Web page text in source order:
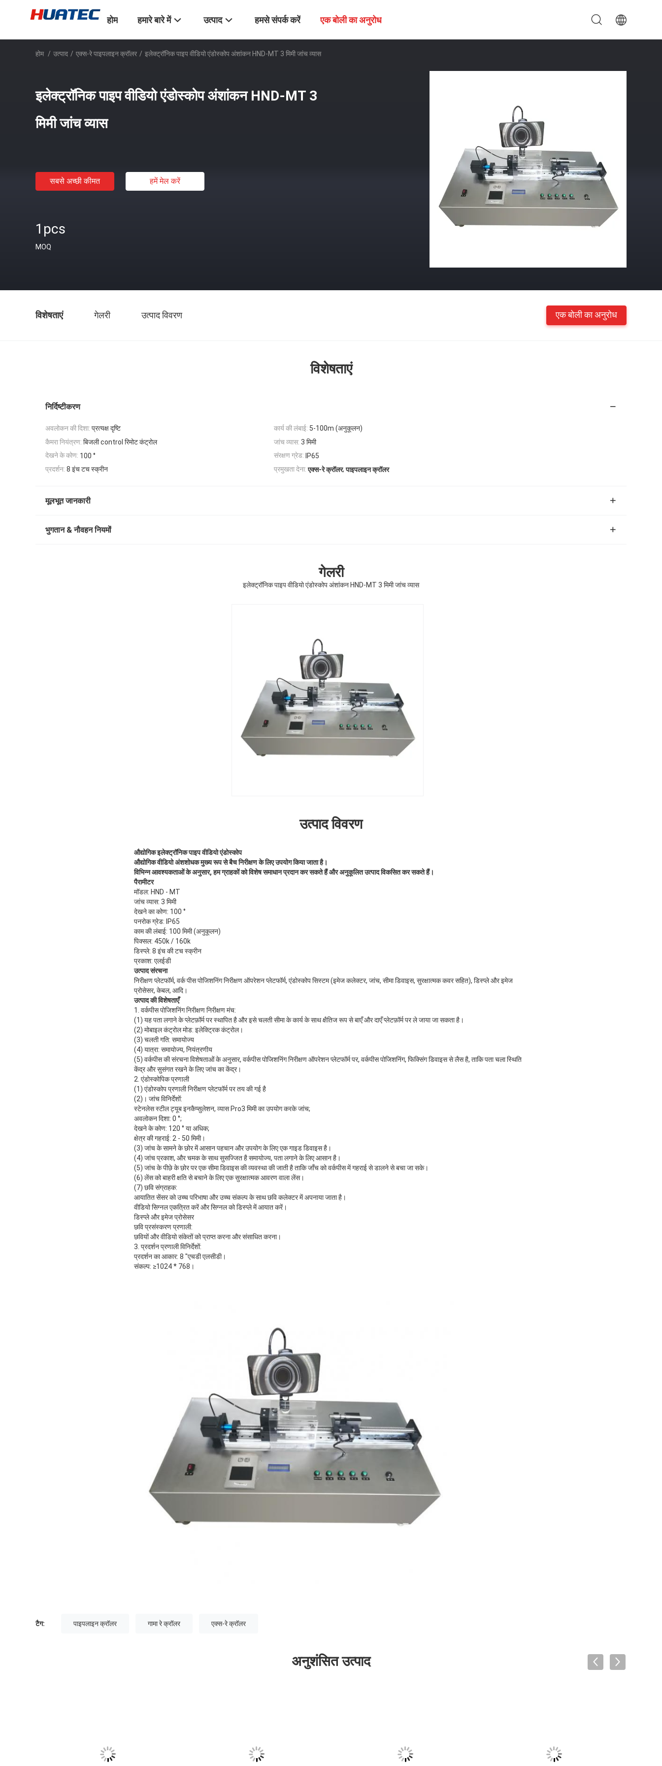
होम हमारे बारे में उत्पाद हमसे संपर्क करें एक बोली का अनुरोध
होम / उत्पाद / एक्स-रे पाइपलाइन क्रॉलर / इलेक्ट्रॉनिक पाइप वीडियो एंडोस्कोप अंशांकन HND-MT 3 मिमी जांच व्यास
इलेक्ट्रॉनिक पाइप वीडियो एंडोस्कोप अंशांकन HND-MT 3
मिमी जांच व्यास
सबसे अच्छी कीमत हमें मेल करें
1pcs
MOQ
विशेषताएं गेलरी उत्पाद विवरण एक बोली का अनुरोध
विशेषताएं
निर्दिष्टीकरण
अवलोकन की दिशा: प्रत्यक्ष दृष्टि कार्य की लंबाई: 5-100m (अनुकूलन)
कैमरा नियंत्रण: बिजली control रिमोट कंट्रोल जांच व्यास: 3 मिमी
देखने के कोण: 100 ° संरक्षण ग्रेड: IP65
प्रदर्शन: 8 इंच टच स्क्रीन प्रमुखता देना: एक्स-रे क्रॉलर,पाइपलाइन क्रॉलर
मूलभूत जानकारी
भुगतान & नौवहन नियमों
गेलरी
इलेक्ट्रॉनिक पाइप वीडियो एंडोस्कोप अंशांकन HND-MT 3 मिमी जांच व्यास
उत्पाद विवरण
औद्योगिक इलेक्ट्रॉनिक पाइप वीडियो एंडोस्कोप
औद्योगिक वीडियो अंशशोधक मुख्य रूप से बैच निरीक्षण के लिए उपयोग किया जाता है।
विभिन्न आवश्यकताओं के अनुसार, हम ग्राहकों को विशेष समाधान प्रदान कर सकते हैं और अनुकूलित उत्पाद विकसित कर सकते हैं।
पैरामीटर
मॉडल: HND - MT
जांच व्यास: 3 मिमी
देखने का कोण: 100 °
पनरोक ग्रेड: IP65
काम की लंबाई: 100 मिमी (अनुकूलन)
पिक्सल: 450k / 160k
डिस्प्ले: 8 इंच की टच स्क्रीन
प्रकाश: एलईडी
उत्पाद संरचना
निरीक्षण प्लेटफॉर्म, वर्क पीस पोजिशनिंग निरीक्षण ऑपरेशन प्लेटफॉर्म, एंडोस्कोप सिस्टम (इमेज कलेक्टर, जांच, सीमा डिवाइस, सुरक्षात्मक कवर सहित), डिस्प्ले और इमेज
प्रोसेसर, केबल, आदि।
उत्पाद की विशेषताएँ
1. वर्कपीस पोजिशनिंग निरीक्षण निरीक्षण मंच:
(1) यह पता लगाने के प्लेटफ़ॉर्म पर स्थापित है और इसे चलती सीमा के कार्य के साथ क्षैतिज रूप से बाएँ और दाएँ प्लेटफ़ॉर्म पर ले जाया जा सकता है।
(2) मोबाइल कंट्रोल मोड: इलेक्ट्रिक कंट्रोल।
(3) चलती गति: समायोज्य
(4) यात्रा: समायोज्य, नियंत्रणीय
(5) वर्कपीस की संरचना विशेषताओं के अनुसार, वर्कपीस पोजिशनिंग निरीक्षण ऑपरेशन प्लेटफॉर्म पर, वर्कपीस पोजिशनिंग, फिक्सिंग डिवाइस से लैस है, ताकि पता चला स्थिति
केंद्र और सुसंगत रखने के लिए जांच का केंद्र।
2. एंडोस्कोपिक प्रणाली
(1) एंडोस्कोप प्रणाली निरीक्षण प्लेटफॉर्म पर तय की गई है
(2)। जांच विनिर्देशों:
स्टेनलेस स्टील ट्यूब इनकैप्सुलेशन, व्यास Pro3 मिमी का उपयोग करके जांच;
अवलोकन दिशा: 0 °;
देखने के कोण: 120 ° या अधिक;
क्षेत्र की गहराई: 2 - 50 मिमी।
(3) जांच के सामने के छोर में आसान पहचान और उपयोग के लिए एक गाइड डिवाइस है।
(4) जांच प्रकाश, और चमक के साथ सुसज्जित है समायोज्य, पता लगाने के लिए आसान है।
(5) जांच के पीछे के छोर पर एक सीमा डिवाइस की व्यवस्था की जाती है ताकि जाँच को वर्कपीस में गहराई से डालने से बचा जा सके।
(6) लेंस को बाहरी क्षति से बचाने के लिए एक सुरक्षात्मक आवरण वाला लेंस।
(7) छवि संग्राहक:
आयातित सेंसर को उच्च परिभाषा और उच्च संकल्प के साथ छवि कलेक्टर में अपनाया जाता है।
वीडियो सिग्नल एकत्रित करें और सिग्नल को डिस्प्ले में आयात करें।
डिस्प्ले और इमेज प्रोसेसर
छवि प्रसंस्करण प्रणाली:
छवियों और वीडियो संकेतों को प्राप्त करना और संसाधित करना।
3. प्रदर्शन प्रणाली विनिर्देशों:
प्रदर्शन का आकार: 8 "एचडी एलसीडी।
संकल्प: ≥1024 * 768।
टैग: पाइपलाइन क्रॉलर गामा रे क्रॉलर एक्स-रे क्रॉलर
अनुशंसित उत्पाद